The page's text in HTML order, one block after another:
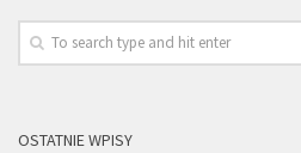
OSTATNIE WPISY